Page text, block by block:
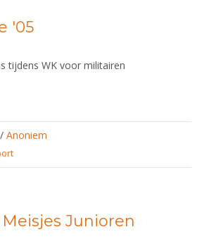
'05
tijdens WK voor militairen
/ Anoniem
Junioren